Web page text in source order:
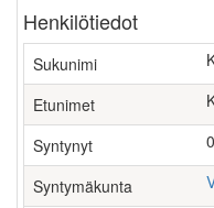
Henkilötiedot
Sukunimi
Etunimet
Syntynyt
Syntymäkunta